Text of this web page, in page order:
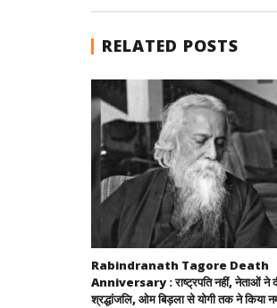
RELATED POSTS
Rabindranath Tagore Death
Anniversary : राष्ट्रपति नहीं, नेताओं ने
श्रद्धांजलि, ओम बिड़ला से योगी तक ने किया